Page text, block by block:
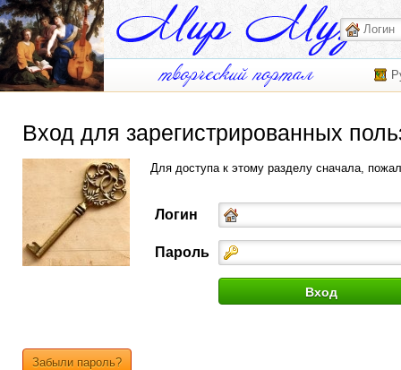
Вход для зарегистрированных
Для доступа к этому разделу сначала,
Логин
Пароль
Забыли пароль?